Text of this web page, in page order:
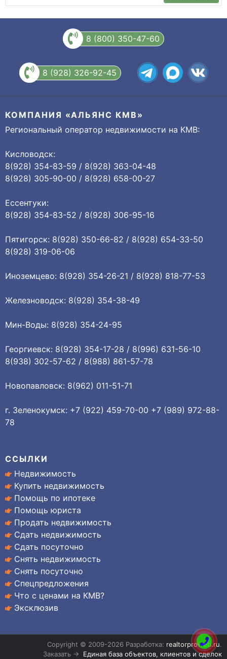
8 (800) 350-47-60
8 (928) 326-92-45
КОМПАНИЯ «АЛЬЯНС КМВ»
Региональный оператор недвижимости на КМВ:
Кисловодск:
8(928) 354-83-59 / 8(928) 363-04-48
8(928) 305-90-00 / 8(928) 658-00-27
Ессентуки:
8(928) 354-83-52 / 8(928) 306-95-16
Пятигорск: 8(928) 350-66-82 / 8(928) 654-33-50
8(928) 319-06-06
Иноземцево: 8(928) 354-26-21 / 8(928) 818-77-53
Железноводск: 8(928) 354-38-49
Мин-Воды: 8(928) 354-24-95
Георгиевск: 8(928) 354-17-28 / 8(996) 631-56-10
8(938) 302-57-62 / 8(988) 861-57-78
Новопавловск: 8(962) 011-51-71
г. Зеленокумск: +7 (922) 459-70-00 +7 (989) 972-88-
78
ССЫЛКИ
Недвижимость
Купить недвижимость
Помощь по ипотеке
Помощь юриста
Продать недвижимость
Сдать недвижимость
Сдать посуточно
Снять недвижимость
Снять посуточно
Спецпредложения
Что с ценами на КМВ?
Эксклюзив
Copyright © 2009-2026 Разработка: realtorproweb.ru.
Заказать → Единая база объектов, клиентов и сделок